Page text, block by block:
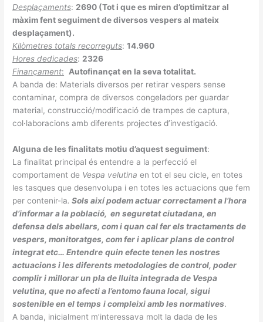
Desplaçaments: 2690 (Tot i que es miren d’optimitzar al
màxim fent seguiment de diversos vespers al mateix
desplaçament).
Kilòmetres totals recorreguts:14.960
Hores dedicades: 2326
Finançament:
Autofinançat en la seva totalitat.
A banda de: Materials diversos per retirar vespers sense
contaminar, compra de diversos congeladors per guardar
material, construcció/modificació de trampes de captura,
col·laboracions amb diferents projectes d’investigació.
Alguna de les finalitats motiu d’aquest seguiment:
La finalitat principal és entendre a la perfecció el
comportament de Vespa velutina en tot el seu cicle, en totes
les tasques que desenvolupa i en totes les actuacions que fem
per contenir-la. Sols així podem actuar correctament a l’hora
d’informar a la població, en seguretat ciutadana, en
defensa dels abellars, com i quan cal fer els tractaments de
vespers, monitoratges, com fer i aplicar plans de control
integrat etc… Entendre quin efecte tenen les nostres
actuacions i les diferents metodologies de control, poder
complir i millorar un pla de lluita integrada de Vespa
velutina, que no afecti a l’entomo fauna local, sigui
sostenible en el temps i compleixi amb les normatives.
A banda, inicialment m’interessava molt la dada de les